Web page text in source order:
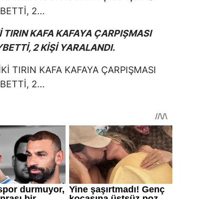
TIRIN KAFA KAFAYA ÇARPIŞMASI
2 KİŞİ YARALANDI.